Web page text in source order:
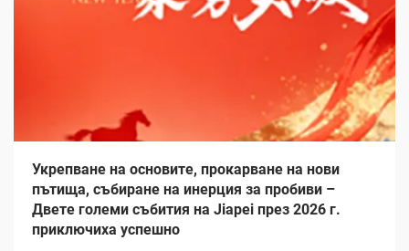
Укрепване на основите, прокарване на нови
пътища, събиране на инерция за пробиви –
Двете големи събития на Jiapei през 2026 г.
приключиха успешно